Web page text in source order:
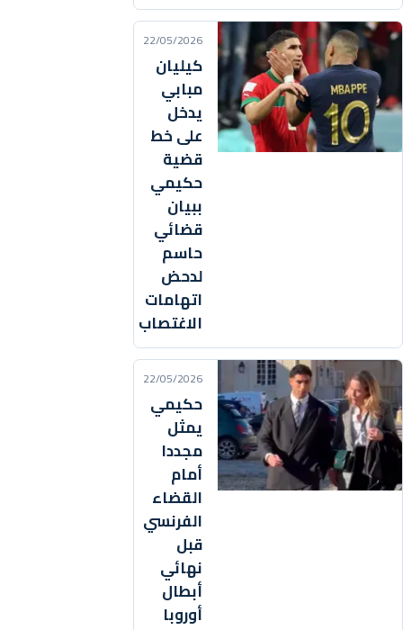
22/05/2026
كيليان
مبابي
يدخل
على خط
قضية
حكيمي
ببيان
قضائي
حاسم
لدحض
اتهامات
الاغتصاب
22/05/2026
حكيمي
يمثل
مجددا
أمام
القضاء
الفرنسي
قبل
نهائي
أبطال
أوروبا